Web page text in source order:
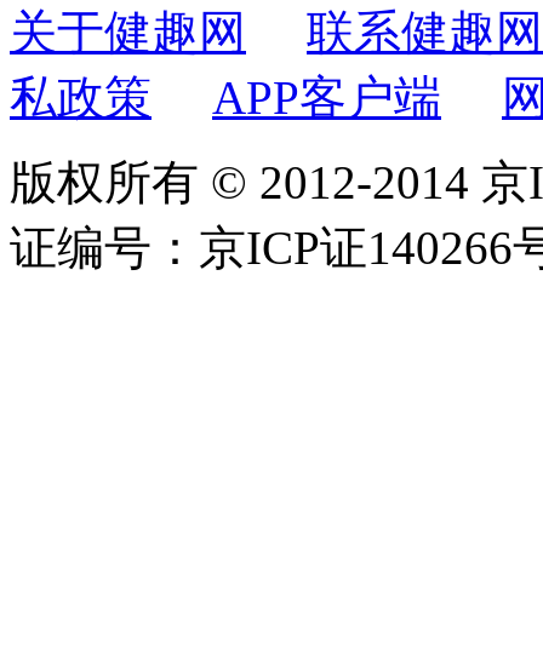
关于健趣网
联系健趣网
私政策
APP客户端
版权所有 © 2012-2014
证编号：京ICP证140266